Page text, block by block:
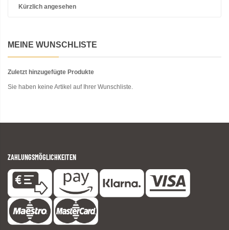
Kürzlich angesehen
MEINE WUNSCHLISTE
Zuletzt hinzugefügte Produkte
Sie haben keine Artikel auf Ihrer Wunschliste.
ZAHLUNGSMÖGLICHKEITEN